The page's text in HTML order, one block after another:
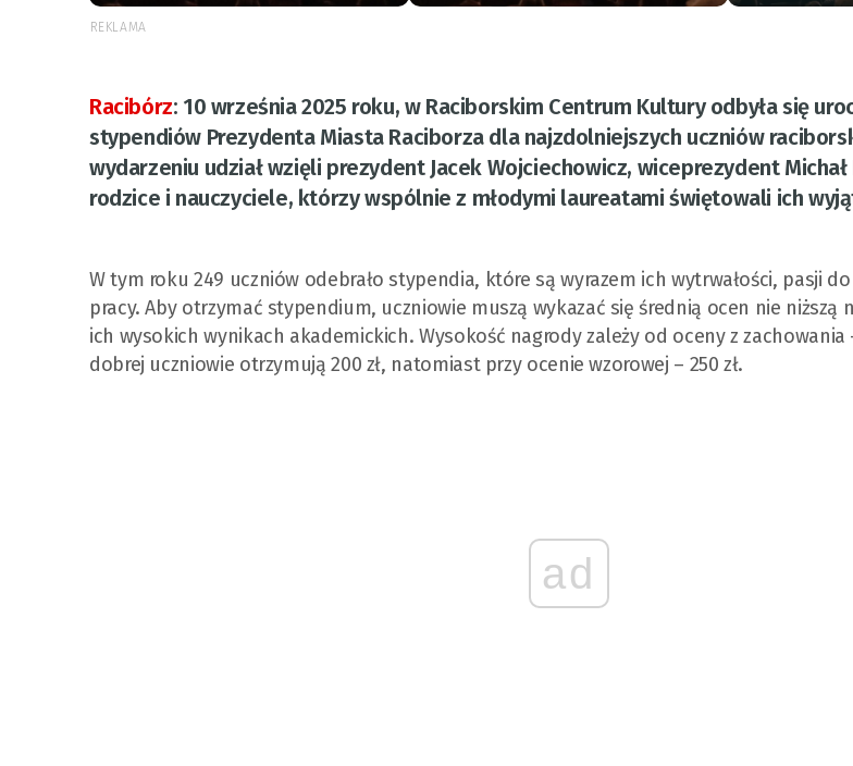
REKLAMA
Racibórz: 10 września 2025 roku, w Raciborskim Centrum Kultury odbyła się
stypendiów Prezydenta Miasta Raciborza dla najzdolniejszych uczniów
wydarzeniu udział wzięli prezydent Jacek Wojciechowicz, wiceprezydent
rodzice i nauczyciele, którzy wspólnie z młodymi laureatami świętowali ich
W tym roku 249 uczniów odebrało stypendia, które są wyrazem ich wytrwałości, pasji
pracy. Aby otrzymać stypendium, uczniowie muszą wykazać się średnią ocen nie niższą
ich wysokich wynikach akademickich. Wysokość nagrody zależy od oceny z
dobrej uczniowie otrzymują 200 zł, natomiast przy ocenie wzorowej – 250 zł.
ad